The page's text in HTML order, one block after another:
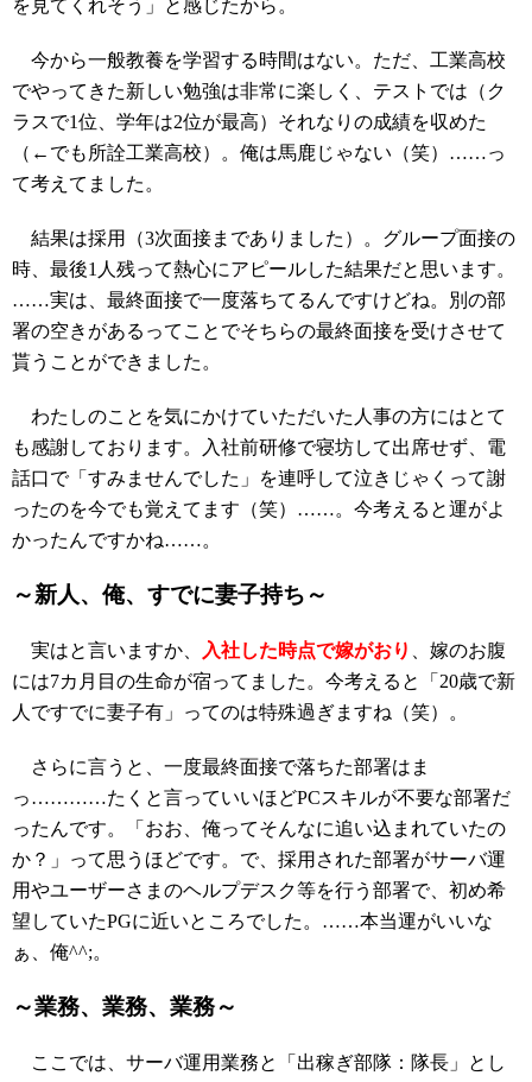
を見てくれそう」と感じたから。
今から一般教養を学習する時間はない。ただ、工業高校
でやってきた新しい勉強は非常に楽しく、テストでは（ク
ラスで1位、学年は2位が最高）それなりの成績を収めた
（←でも所詮工業高校）。俺は馬鹿じゃない（笑）……っ
て考えてました。
結果は採用（3次面接までありました）。グループ面接の
時、最後1人残って熱心にアピールした結果だと思います。
……実は、最終面接で一度落ちてるんですけどね。別の部
署の空きがあるってことでそちらの最終面接を受けさせて
貰うことができました。
わたしのことを気にかけていただいた人事の方にはとて
も感謝しております。入社前研修で寝坊して出席せず、電
話口で「すみませんでした」を連呼して泣きじゃくって謝
ったのを今でも覚えてます（笑）……。今考えると運がよ
かったんですかね……。
～新人、俺、すでに妻子持ち～
実はと言いますか、 入社した時点で嫁がおり
、嫁のお腹
には7カ月目の生命が宿ってました。今考えると「20歳で新
人ですでに妻子有」ってのは特殊過ぎますね（笑）。
さらに言うと、一度最終面接で落ちた部署はま
っ…………たくと言っていいほどPCスキルが不要な部署だ
ったんです。「おお、俺ってそんなに追い込まれていたの
か？」って思うほどです。で、採用された部署がサーバ運
用やユーザーさまのヘルプデスク等を行う部署で、初め希
望していたPGに近いところでした。……本当運がいいな
ぁ、俺^^;。
～業務、業務、業務～
ここでは、サーバ運用業務と「出稼ぎ部隊：隊長」とし